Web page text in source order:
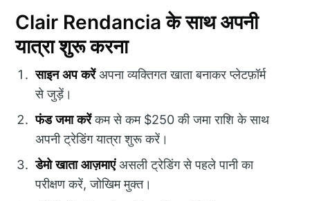
Clair Rendancia के साथ अपनी
यात्रा शुरू करना
साइन अप करेंअपना व्यक्तिगत खाता बनाकर प्लेटफ़ॉर्म
से जुड़ें।
फंड जमा करेंकम से कम $250 की जमा राशि के साथ
अपनी ट्रेडिंग यात्रा शुरू करें।
डेमो खाता आज़माएंअसली ट्रेडिंग से पहले पानी का
परीक्षण करें, जोखिम मुक्त।